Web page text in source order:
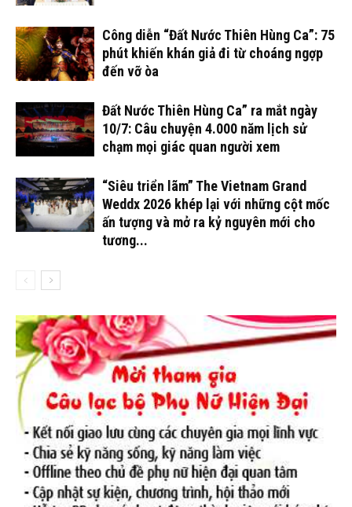
Công diễn “Đất Nước Thiên Hùng Ca”: 75
phút khiến khán giả đi từ choáng ngợp
đến vỡ òa
Đất Nước Thiên Hùng Ca” ra mắt ngày
10/7: Câu chuyện 4.000 năm lịch sử
chạm mọi giác quan người xem
“Siêu triển lãm” The Vietnam Grand
Weddx 2026 khép lại với những cột mốc
ấn tượng và mở ra kỷ nguyên mới cho
tương...